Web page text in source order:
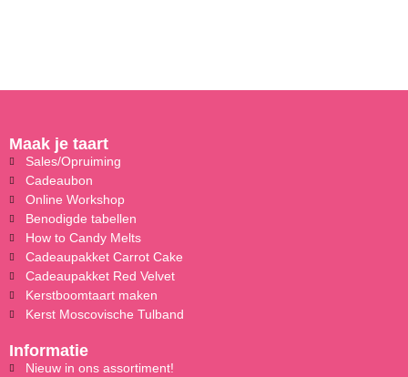
Maak je taart
Sales/Opruiming
Cadeaubon
Online Workshop
Benodigde tabellen
How to Candy Melts
Cadeaupakket Carrot Cake
Cadeaupakket Red Velvet
Kerstboomtaart maken
Kerst Moscovische Tulband
Informatie
Nieuw in ons assortiment!